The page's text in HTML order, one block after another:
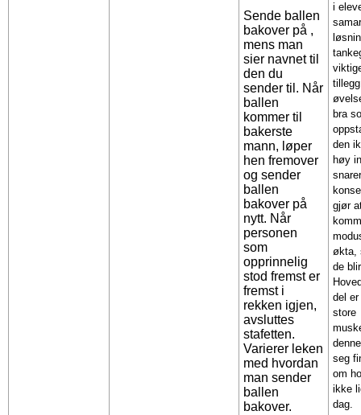
Sende ballen
bakover på ,
mens man
sier navnet til
den du
sender til. Når
ballen
kommer til
bakerste
mann, løper
hen fremover
og sender
ballen
bakover på
nytt. Når
personen
som
opprinnelig
stod fremst er
fremst i
rekken igjen,
avsluttes
stafetten.
Varierer leken
med hvordan
man sender
ballen
bakover.
i
bra
den
høy
gjør
økta,
de
del
store
seg
om
ikke
dag.